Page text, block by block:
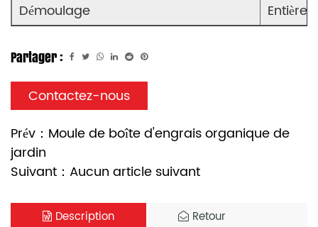
Démoulage
Partager :
Contactez-nous
Prév：Moule de boîte d'engrais organique de
jardin
Suivant：Aucun article suivant
Description Retour